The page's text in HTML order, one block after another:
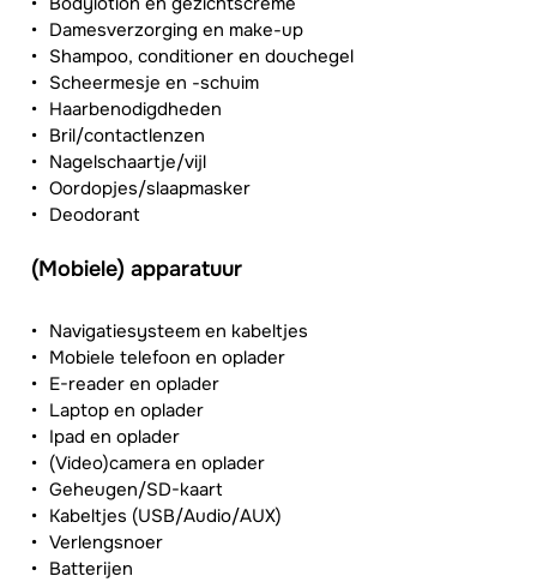
Damesverzorging en make-up
Shampoo, conditioner en douchegel
Scheermesje en -schuim
Haarbenodigdheden
Bril/contactlenzen
Nagelschaartje/vijl
Oordopjes/slaapmasker
Deodorant
(Mobiele) apparatuur
Navigatiesysteem en kabeltjes
Mobiele telefoon en oplader
E-reader en oplader
Laptop en oplader
Ipad en oplader
(Video)camera en oplader
Geheugen/SD-kaart
Kabeltjes (USB/Audio/AUX)
Verlengsnoer
Batterijen